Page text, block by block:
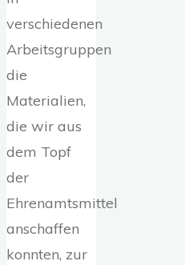
verschiedenen
Arbeitsgruppen
die
Materialien,
die wir aus
dem Topf
der
Ehrenamtsmittel
anschaffen
konnten, zur